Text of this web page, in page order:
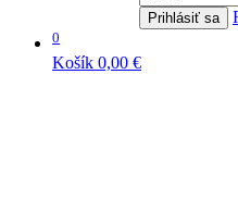
Prihlásiť sa
0
Košík 0,00 €